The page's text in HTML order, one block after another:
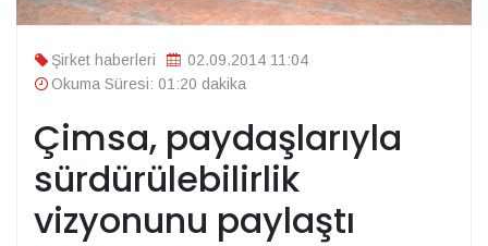
Şirket haberleri
02.09.2014 11:04
Okuma Süresi: 01:20 dakika
Çimsa, paydaşlarıyla
sürdürülebilirlik
vizyonunu paylaştı